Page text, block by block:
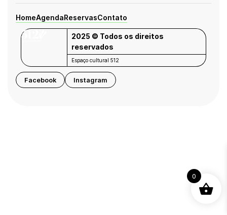
HomeAgendaReservasContato
2025 © Todos os direitos
reservados
Espaço cultural 512
Facebook Instagram
0